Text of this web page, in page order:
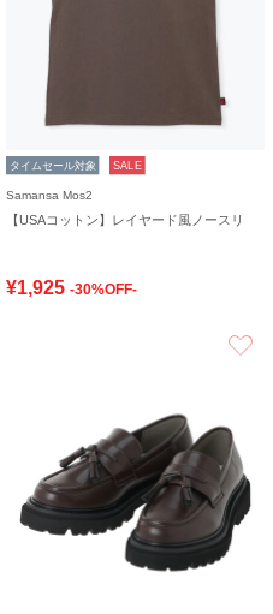
タイムセール対象 SALE
Samansa Mos2
【USAコットン】レイヤード風ノースリ
¥1,925 -30%OFF-